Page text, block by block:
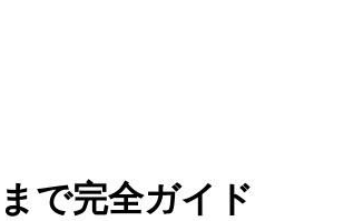
で完全ガイド